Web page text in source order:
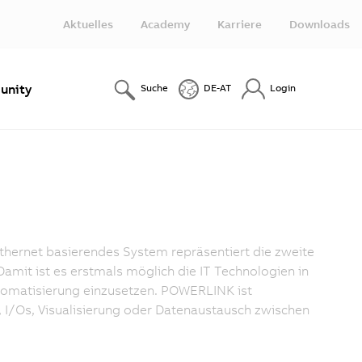
Aktuelles Academy Karriere Downloads
Suche DE-AT Login
basierendes System repräsentiert die zweite
ist es erstmals möglich die IT Technologien in
einzusetzen. POWERLINK ist
Os, Visualisierung oder Datenaustausch zwischen